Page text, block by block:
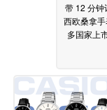
带 12 分钟
西欧桑拿
多国家上